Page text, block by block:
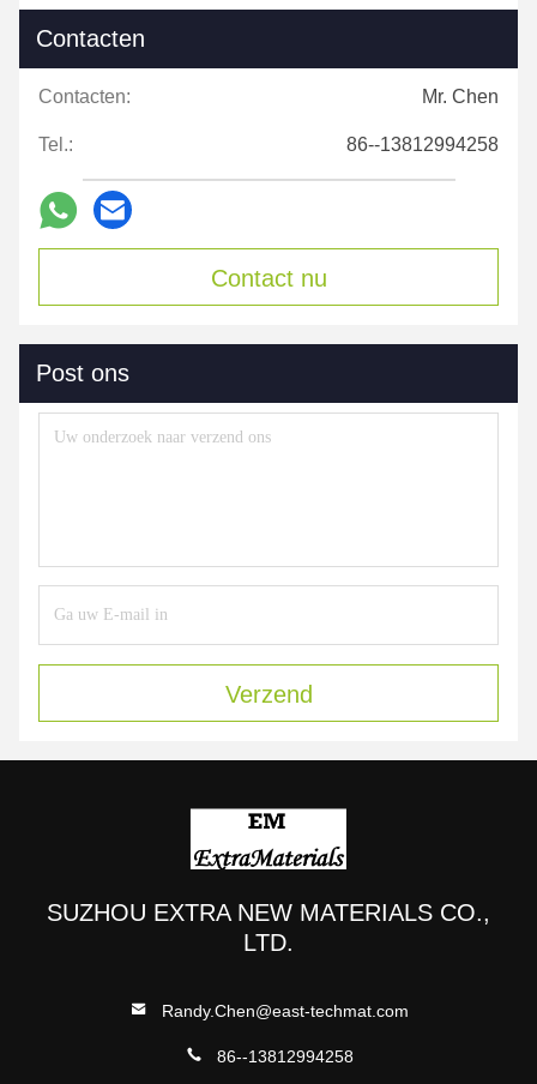
Contacten
Contacten: Mr. Chen
Tel.: 86--13812994258
Contact nu
Post ons
Verzend
SUZHOU EXTRA NEW MATERIALS CO.,
LTD.
Randy.Chen@east-techmat.com
86--13812994258